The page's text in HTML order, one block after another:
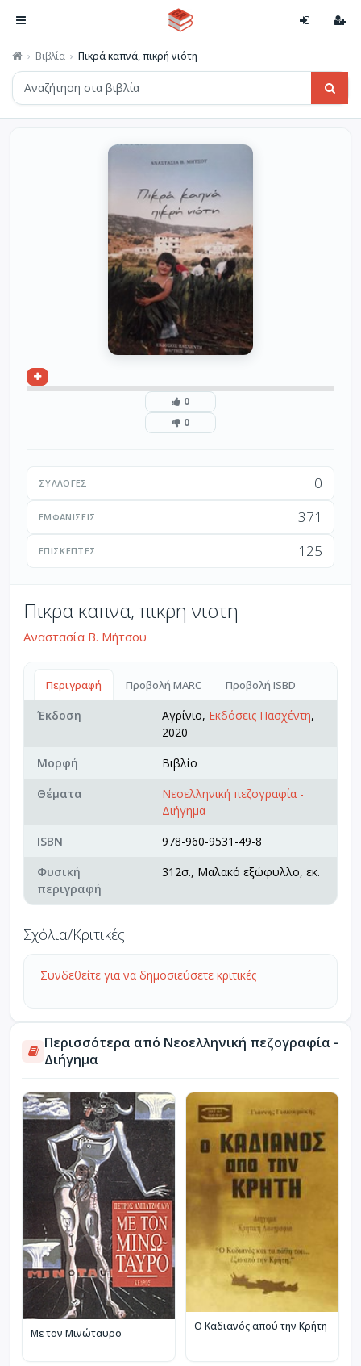
Βιβλία Πικρά καπνά, πικρή νιότη
0
0
ΣΥΛΛΟΓΈΣ 0
ΕΜΦΑΝΊΣΕΙΣ 371
ΕΠΙΣΚΈΠΤΕΣ 125
Πικρα καπνα, πικρη νιοτη
Αναστασία Β. Μήτσου
Περιγραφή Προβολή MARC Προβολή ISBD
Έκδοση Αγρίνιο, Εκδόσεις Πασχέντη,
2020
Μορφή
Βιβλίο
Θέματα
Νεοελληνική πεζογραφία -
Διήγημα
ISBN
978-960-9531-49-8
Φυσική
περιγραφή
312σ., Μαλακό εξώφυλλο, εκ.
Σχόλια/Κριτικές
Συνδεθείτε για να δημοσιεύσετε κριτικές
Περισσότερα από Νεοελληνική πεζογραφία -
Διήγημα
Με τον Μινώταυρο
Ο Καδιανός απού την Κρήτη